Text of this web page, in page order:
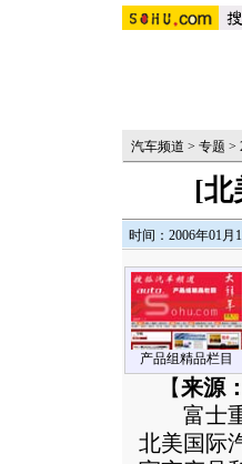
汽车频道 > 专题 >
[北
时间：2006年01月
产品组精品栏目
【来源
富士
北美国际